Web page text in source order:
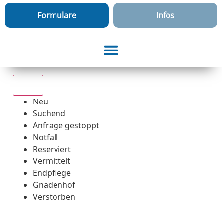
Formulare Infos
Neu
Suchend
Anfrage gestoppt
Notfall
Reserviert
Vermittelt
Endpflege
Gnadenhof
Verstorben